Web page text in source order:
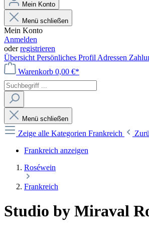
Mein Konto
Menü schließen
Mein Konto
Anmelden
oderregistrieren
Übersicht Persönliches Profil Adressen
Warenkorb 0,00 €*
Menü schließen
Zeige alle Kategorien Frankreich
Frankreich anzeigen
Roséwein
Frankreich
Studio by Miraval